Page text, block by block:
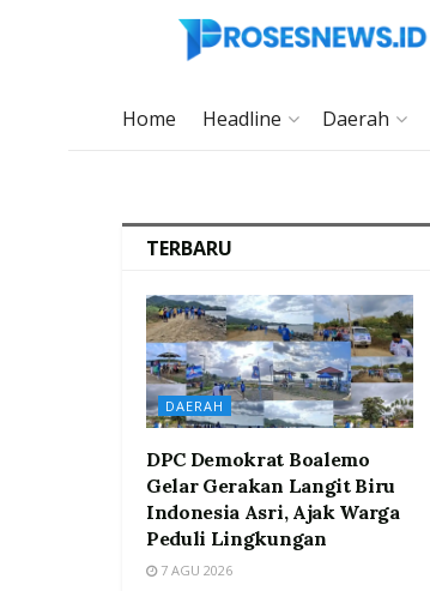
Home Headline Daerah
TERBARU
DAERAH
DPC Demokrat Boalemo
Gelar Gerakan Langit Biru
Indonesia Asri, Ajak Warga
Peduli Lingkungan
7 AGU 2026